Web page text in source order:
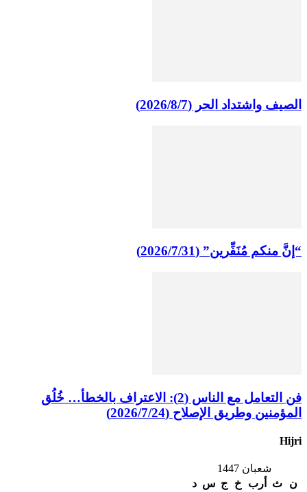
الصيف واشتداد الحر (2026/8/7)
“إنَّ منكم مُنَفِّرين” (2026/7/31)
فن التعامل مع الناس (2): الاعتراف بالخطأ… خُلُق
المؤمنين وطريق الإصلاح (2026/7/24)
Hijri
شعبان 1447
ن
ث أرب خ ج س د